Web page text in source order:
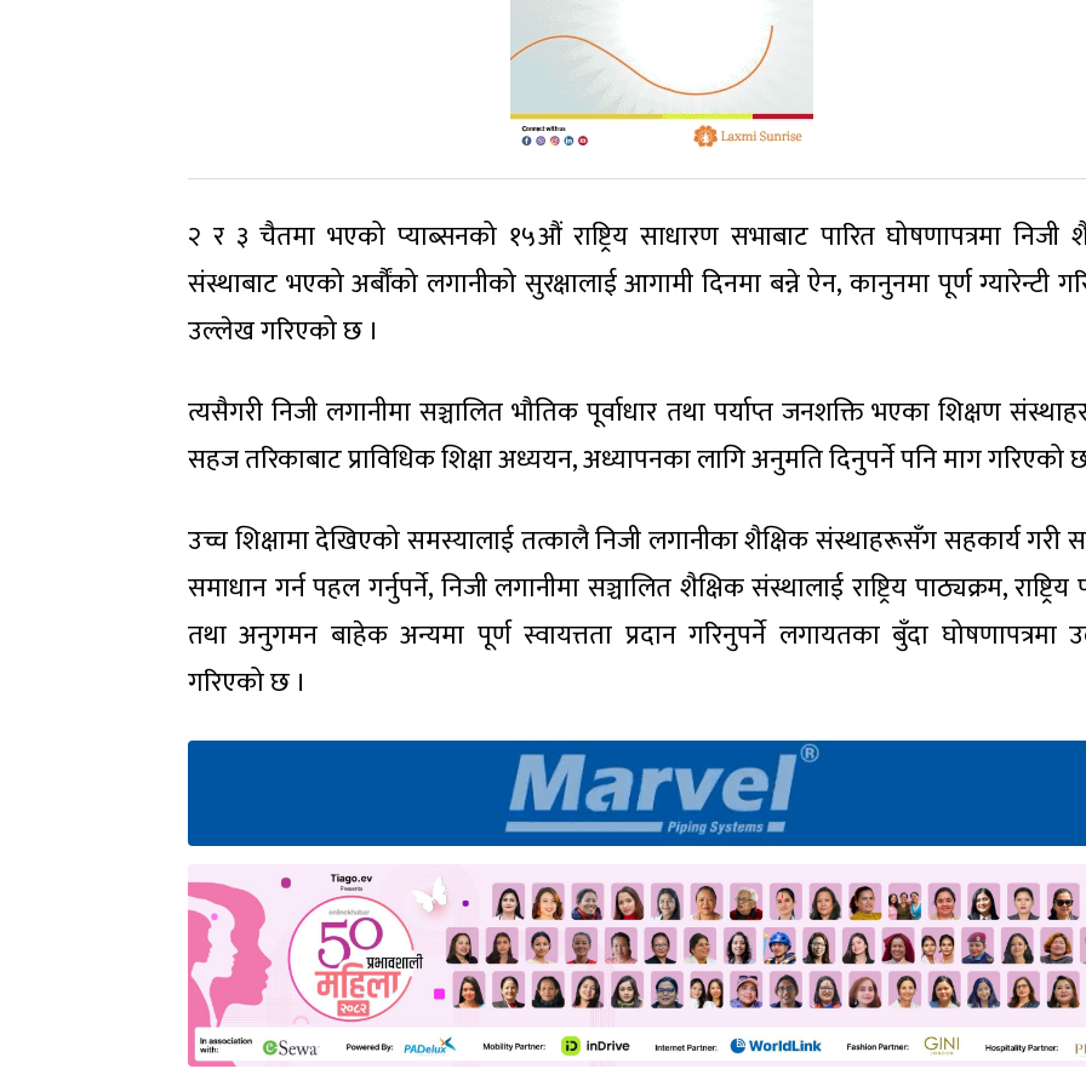
२ र ३ चैतमा भएको प्याब्सनको १५औं राष्ट्रिय साधारण सभाबाट पारित घोषणापत्रमा निजी
संस्थाबाट भएको अर्बौंको लगानीको सुरक्षालाई आगामी दिनमा बन्ने ऐन, कानुनमा पूर्ण ग्यारेन्टी
उल्लेख गरिएको छ ।
त्यसैगरी निजी लगानीमा सञ्चालित भौतिक पूर्वाधार तथा पर्याप्त जनशक्ति भएका शिक्षण
सहज तरिकाबाट प्राविधिक शिक्षा अध्ययन, अध्यापनका लागि अनुमति दिनुपर्ने पनि माग गरिएको
उच्च शिक्षामा देखिएको समस्यालाई तत्कालै निजी लगानीका शैक्षिक संस्थाहरूसँग सहकार्य गरी
समाधान गर्न पहल गर्नुपर्ने, निजी लगानीमा सञ्चालित शैक्षिक संस्थालाई राष्ट्रिय पाठ्यक्रम, राष्ट्रिय
तथा अनुगमन बाहेक अन्यमा पूर्ण स्वायत्तता प्रदान गरिनुपर्ने लगायतका बुँदा घोषणापत्रमा
गरिएको छ ।